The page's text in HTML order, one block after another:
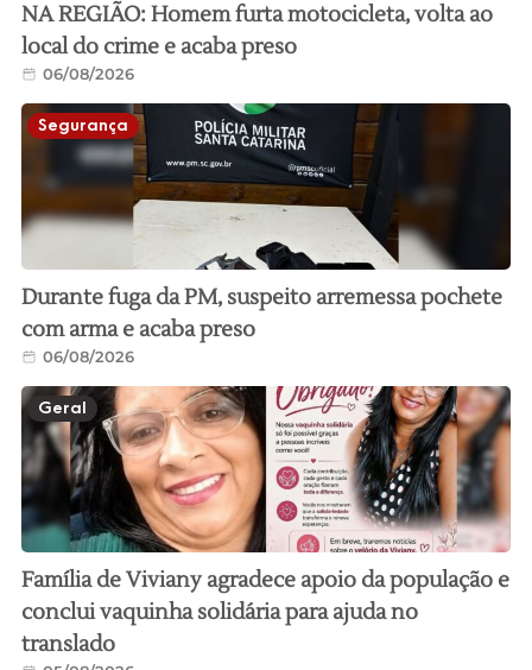
NA REGIÃO: Homem furta motocicleta, volta ao
local do crime e acaba preso
06/08/2026
Segurança
Durante fuga da PM, suspeito arremessa pochete
com arma e acaba preso
06/08/2026
Geral
Família de Viviany agradece apoio da população e
conclui vaquinha solidária para ajuda no
translado